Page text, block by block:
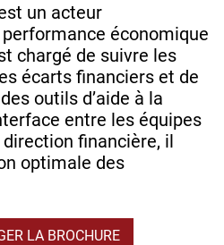
un acteur
économique
chargé de suivre les
écarts financiers et de
outils d’aide à la
entre les équipes
financière, il
optimale des
LA BROCHURE